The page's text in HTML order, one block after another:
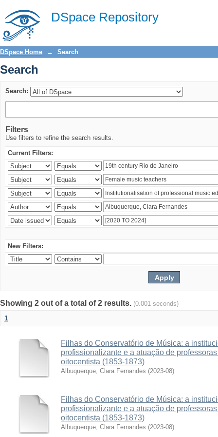
DSpace Repository
Search
DSpace Home → Search
Search
Search:
Filters
Use filters to refine the search results.
Current Filters:
New Filters:
Showing 2 out of a total of 2 results. (0.001 seconds)
1
Filhas do Conservatório de Música: a
profissionalizante e a atuação de
oitocentista (1853-1873)
Albuquerque, Clara Fernandes (2023-08)
Filhas do Conservatório de Música: a
profissionalizante e a atuação de
oitocentista (1853-1873)
Albuquerque, Clara Fernandes (2023-08)